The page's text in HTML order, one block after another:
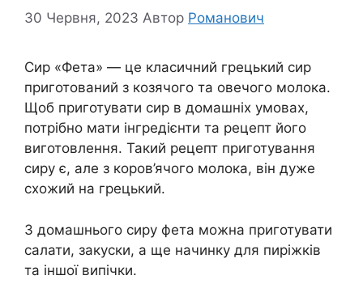
30 Червня, 2023 Автор Романович
Сир «Фета» — це класичний грецький сир
приготований з козячого та овечого молока.
Щоб приготувати сир в домашніх умовах,
потрібно мати інгредієнти та рецепт його
виготовлення. Такий рецепт приготування
сиру є, але з коров’ячого молока, він дуже
схожий на грецький.
З домашнього сиру фета можна приготувати
салати, закуски, а ще начинку для пиріжків
та іншої випічки.